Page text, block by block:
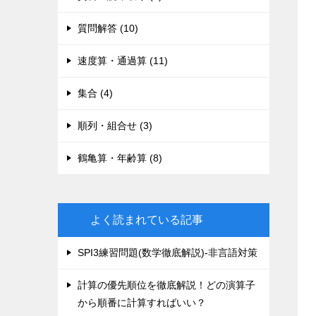
質問解答 (10)
速度算・通過算 (11)
集合 (4)
順列・組合せ (3)
鶴亀算・年齢算 (8)
よく読まれている記事
SPI3練習問題(数学徹底解説)-非言語対策
計算の優先順位を徹底解説！どの演算子
から順番に計算すればいい？